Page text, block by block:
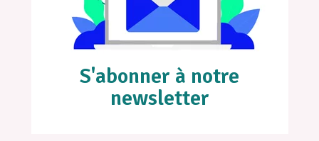
S'abonner à notre
newsletter